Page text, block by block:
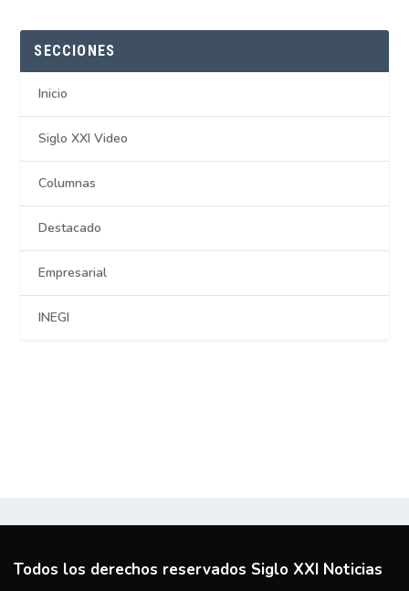
SECCIONES
Inicio
Siglo XXI Video
Columnas
Destacado
Empresarial
INEGI
Todos los derechos reservados Siglo XXI Noticias